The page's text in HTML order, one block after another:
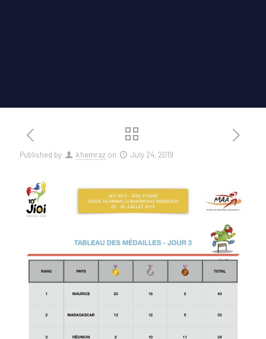
Published by khemraz on July 24, 2019